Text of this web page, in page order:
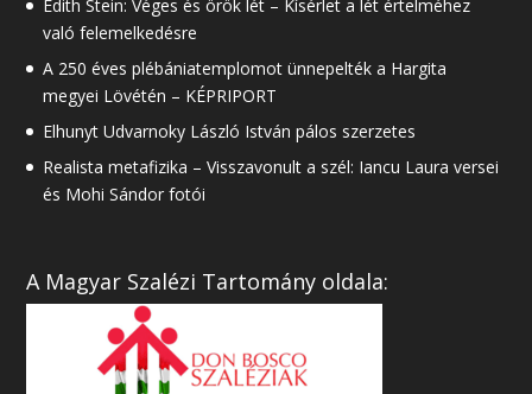
Edith Stein: Véges és örök lét – Kísérlet a lét értelméhez
való felemelkedésre
A 250 éves plébániatemplomot ünnepelték a Hargita
megyei Lövétén – KÉPRIPORT
Elhunyt Udvarnoky László István pálos szerzetes
Realista metafizika – Visszavonult a szél: Iancu Laura versei
és Mohi Sándor fotói
A Magyar Szalézi Tartomány oldala: